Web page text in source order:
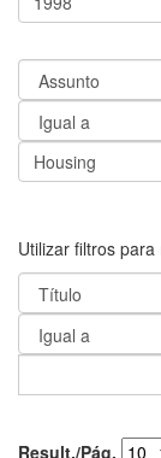
Utilizar filtros
Result./Pág.